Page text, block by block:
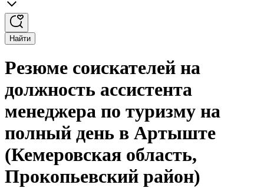
Найти
Резюме соискателей на
должность ассистента
менеджера по туризму на
полный день в Артыште
(Кемеровская область,
Прокопьевский район)